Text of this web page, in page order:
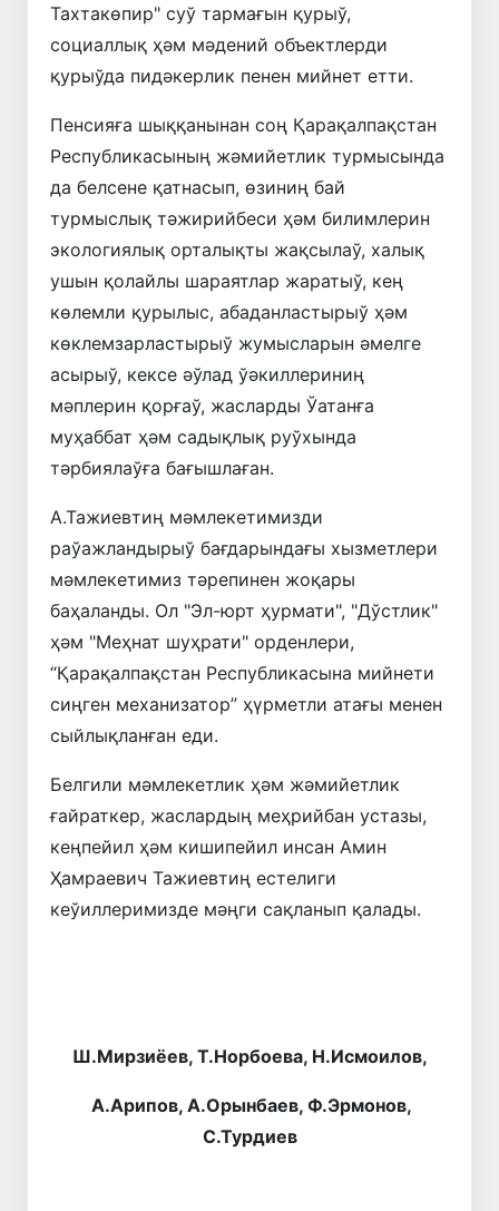
Тахтакөпир" суў тармағын қурыў,
социаллық ҳәм мәдений объектлерди
қурыўда пидәкерлик пенен мийнет етти.
Пенсияға шыққанынан соң Қарақалпақстан
Республикасының жәмийетлик турмысында
да белсене қатнасып, өзиниң бай
турмыслық тәжирийбеси ҳәм билимлерин
экологиялық орталықты жақсылаў, халық
ушын қолайлы шараятлар жаратыў, кең
көлемли қурылыс, абаданластырыў ҳәм
көклемзарластырыў жумысларын әмелге
асырыў, кексе әўлад ўәкиллериниң
мәплерин қорғаў, жасларды Ўатанға
муҳаббат ҳәм садықлық руўхында
тәрбиялаўға бағышлаған.
А.Тажиевтиң мәмлекетимизди
раўажландырыў бағдарындағы хызметлери
мәмлекетимиз тәрепинен жоқары
баҳаланды. Ол "Эл-юрт ҳурмати", "Дўстлик"
ҳәм "Меҳнат шуҳрати" орденлери,
“Қарақалпақстан Республикасына мийнети
сиңген механизатор” ҳүрметли атағы менен
сыйлықланған еди.
Белгили мәмлекетлик ҳәм жәмийетлик
ғайраткер, жаслардың меҳрийбан устазы,
кеңпейил ҳәм кишипейил инсан Амин
Ҳамраевич Тажиевтиң естелиги
кеўиллеримизде мәңги сақланып қалады.
Ш.Мирзиёев, Т.Норбоева, Н.Исмоилов,
А.Арипов, А.Орынбаев, Ф.Эрмонов,
С.Турдиев